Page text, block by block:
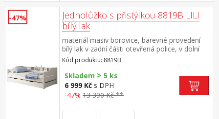
-47%
Jednolůžko s přistýlkou 8819B LILI
bílý lak
materiál masiv borovice, barevné provedení
bílý lak v zadní části otevřená police, v dolní
části výsuvná přistýlka cena včetně roštů
(dřevěné laťkové), matrace nejsou v
ceně doporučená výška matrace pro přistýlku
10 cm doporučený rozměr matrací 90 × 200
cm
Kód produktu: 8819B
Skladem > 5 ks
6 999 Kč s DPH
-47% 13 390 Kč **